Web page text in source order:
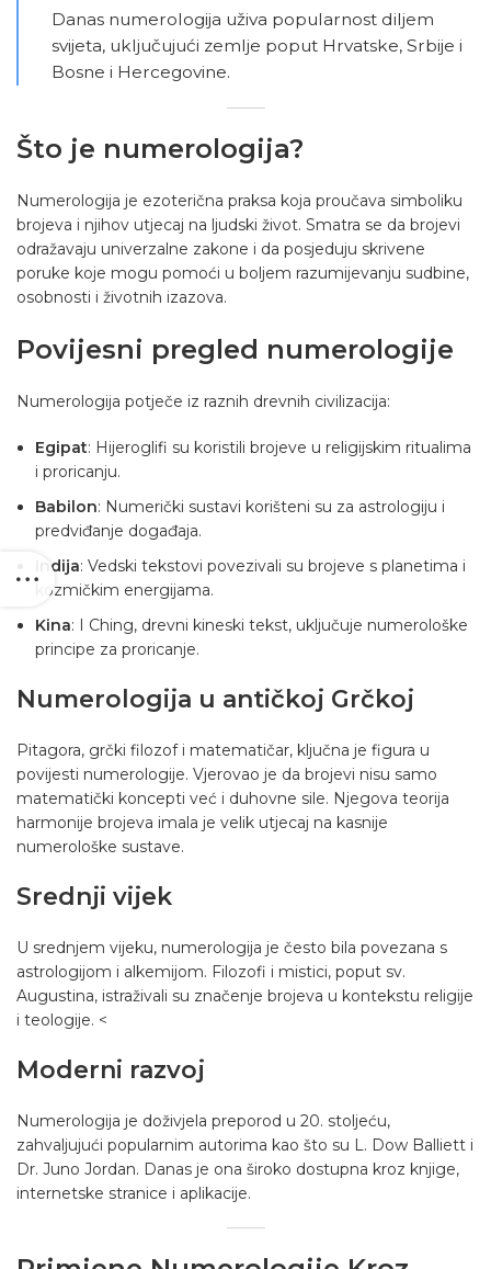
Danas numerologija uživa popularnost diljem
svijeta, uključujući zemlje poput Hrvatske, Srbije i
Bosne i Hercegovine.
Što je numerologija?
Numerologija je ezoterična praksa koja proučava simboliku
brojeva i njihov utjecaj na ljudski život. Smatra se da brojevi
odražavaju univerzalne zakone i da posjeduju skrivene
poruke koje mogu pomoći u boljem razumijevanju sudbine,
osobnosti i životnih izazova.
Povijesni pregled numerologije
Numerologija potječe iz raznih drevnih civilizacija:
Egipat: Hijeroglifi su koristili brojeve u religijskim ritualima
i proricanju.
Babilon: Numerički sustavi korišteni su za astrologiju i
predviđanje događaja.
Indija: Vedski tekstovi povezivali su brojeve s planetima i
kozmičkim energijama.
Kina: I Ching, drevni kineski tekst, uključuje numerološke
principe za proricanje.
Numerologija u antičkoj Grčkoj
Pitagora, grčki filozof i matematičar, ključna je figura u
povijesti numerologije. Vjerovao je da brojevi nisu samo
matematički koncepti već i duhovne sile. Njegova teorija
harmonije brojeva imala je velik utjecaj na kasnije
numerološke sustave.
Srednji vijek
U srednjem vijeku, numerologija je često bila povezana s
astrologijom i alkemijom. Filozofi i mistici, poput sv.
Augustina, istraživali su značenje brojeva u kontekstu religije
i teologije. <
Moderni razvoj
Numerologija je doživjela preporod u 20. stoljeću,
zahvaljujući popularnim autorima kao što su L. Dow Balliett i
Dr. Juno Jordan. Danas je ona široko dostupna kroz knjige,
internetske stranice i aplikacije.